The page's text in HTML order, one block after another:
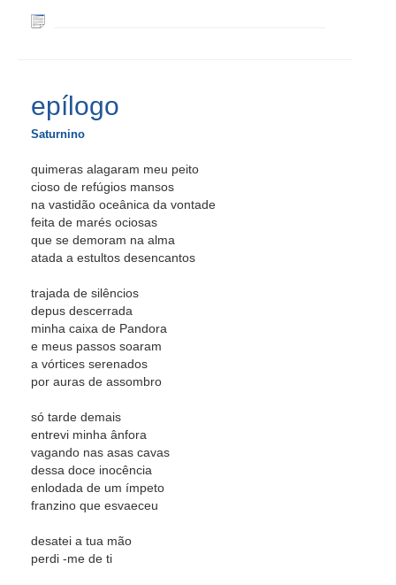
epílogo
Saturnino
quimeras alagaram meu peito
cioso de refúgios mansos
na vastidão oceânica da vontade
feita de marés ociosas
que se demoram na alma
atada a estultos desencantos
trajada de silêncios
depus descerrada
minha caixa de Pandora
e meus passos soaram
a vórtices serenados
por auras de assombro
só tarde demais
entrevi minha ânfora
vagando nas asas cavas
dessa doce inocência
enlodada de um ímpeto
franzino que esvaeceu
desatei a tua mão
perdi -me de ti